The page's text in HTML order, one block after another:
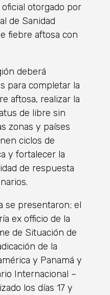
otorgado por
de Sanidad
fiebre aftosa con
deberá
para completar la
aftosa, realizar la
de libre sin
zonas y países
ciclos de
y fortalecer la
de respuesta
se presentaron; el
ex officio de la
de Situación de
de la
y Panamá y
Internacional –
los días 17 y